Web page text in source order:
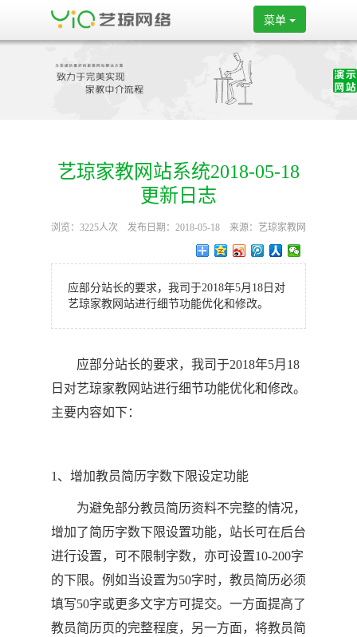
菜单
艺琼家教网站系统2018-05-18
更新日志
浏览：3225人次 发布日期：2018-05-18 来源：艺琼家教网
应部分站长的要求，我司于2018年5月18日对
艺琼家教网站进行细节功能优化和修改。
应部分站长的要求，我司于2018年5月18
日对艺琼家教网站进行细节功能优化和修改。
主要内容如下：
1、增加教员简历字数下限设定功能
为避免部分教员简历资料不完整的情况，
增加了简历字数下限设置功能，站长可在后台
进行设置，可不限制字数，亦可设置10-200字
的下限。例如当设置为50字时，教员简历必须
填写50字或更多文字方可提交。一方面提高了
教员简历页的完整程度，另一方面，将教员简